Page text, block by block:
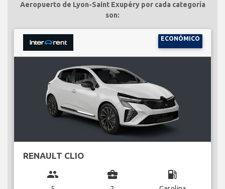
ECONÓMICO
RENAULT CLIO
group
5
business_center
2
local_gas_station
Gasolina